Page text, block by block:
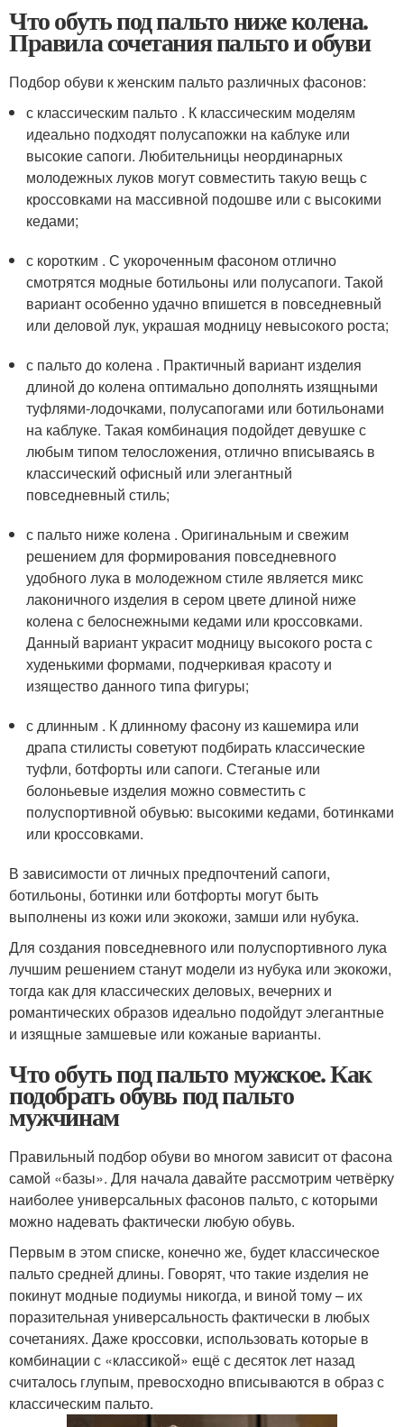
Что обуть под пальто ниже колена.
Правила сочетания пальто и обуви
Подбор обуви к женским пальто различных фасонов:
с классическим пальто . К классическим моделям
идеально подходят полусапожки на каблуке или
высокие сапоги. Любительницы неординарных
молодежных луков могут совместить такую вещь с
кроссовками на массивной подошве или с высокими
кедами;
с коротким . С укороченным фасоном отлично
смотрятся модные ботильоны или полусапоги. Такой
вариант особенно удачно впишется в повседневный
или деловой лук, украшая модницу невысокого роста;
с пальто до колена . Практичный вариант изделия
длиной до колена оптимально дополнять изящными
туфлями-лодочками, полусапогами или ботильонами
на каблуке. Такая комбинация подойдет девушке с
любым типом телосложения, отлично вписываясь в
классический офисный или элегантный
повседневный стиль;
с пальто ниже колена . Оригинальным и свежим
решением для формирования повседневного
удобного лука в молодежном стиле является микс
лаконичного изделия в сером цвете длиной ниже
колена с белоснежными кедами или кроссовками.
Данный вариант украсит модницу высокого роста с
худенькими формами, подчеркивая красоту и
изящество данного типа фигуры;
с длинным . К длинному фасону из кашемира или
драпа стилисты советуют подбирать классические
туфли, ботфорты или сапоги. Стеганые или
болоньевые изделия можно совместить с
полуспортивной обувью: высокими кедами, ботинками
или кроссовками.
В зависимости от личных предпочтений сапоги,
ботильоны, ботинки или ботфорты могут быть
выполнены из кожи или экокожи, замши или нубука.
Для создания повседневного или полуспортивного лука
лучшим решением станут модели из нубука или экокожи,
тогда как для классических деловых, вечерних и
романтических образов идеально подойдут элегантные
и изящные замшевые или кожаные варианты.
Что обуть под пальто мужское. Как
подобрать обувь под пальто
мужчинам
Правильный подбор обуви во многом зависит от фасона
самой «базы». Для начала давайте рассмотрим четвёрку
наиболее универсальных фасонов пальто, с которыми
можно надевать фактически любую обувь.
Первым в этом списке, конечно же, будет классическое
пальто средней длины. Говорят, что такие изделия не
покинут модные подиумы никогда, и виной тому – их
поразительная универсальность фактически в любых
сочетаниях. Даже кроссовки, использовать которые в
комбинации с «классикой» ещё с десяток лет назад
считалось глупым, превосходно вписываются в образ с
классическим пальто.